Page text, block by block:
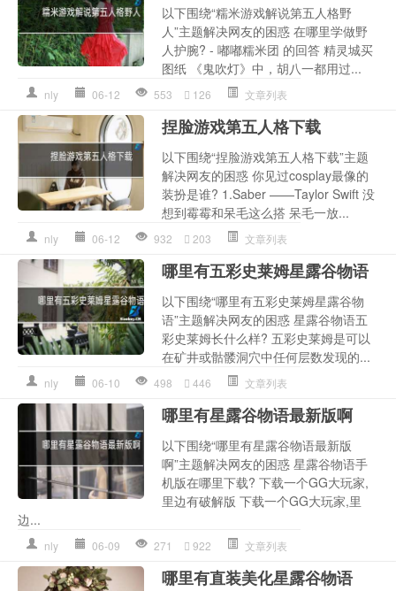
以下围绕“糯米游戏解说第五人格野
人”主题解决网友的困惑 在哪里学做野
人护腕? - 嘟嘟糯米团 的回答 精灵城买
图纸 《鬼吹灯》中，胡八一都用过...
nly 06-12 553 126 文章列表
捏脸游戏第五人格下载
以下围绕“捏脸游戏第五人格下载”主题
解决网友的困惑 你见过cosplay最像的
装扮是谁? 1.Saber ——Taylor Swift 没
想到霉霉和呆毛这么搭 呆毛一放...
nly 06-12 932 203 文章列表
哪里有五彩史莱姆星露谷物语
以下围绕“哪里有五彩史莱姆星露谷物
语”主题解决网友的困惑 星露谷物语五
彩史莱姆长什么样? 五彩史莱姆是可以
在矿井或骷髅洞穴中任何层数发现的...
nly 06-10 498 446 文章列表
哪里有星露谷物语最新版啊
以下围绕“哪里有星露谷物语最新版
啊”主题解决网友的困惑 星露谷物语手
机版在哪里下载? 下载一个GG大玩家,
里边有破解版 下载一个GG大玩家,里
边...
nly 06-09 271 922 文章列表
哪里有直装美化星露谷物语